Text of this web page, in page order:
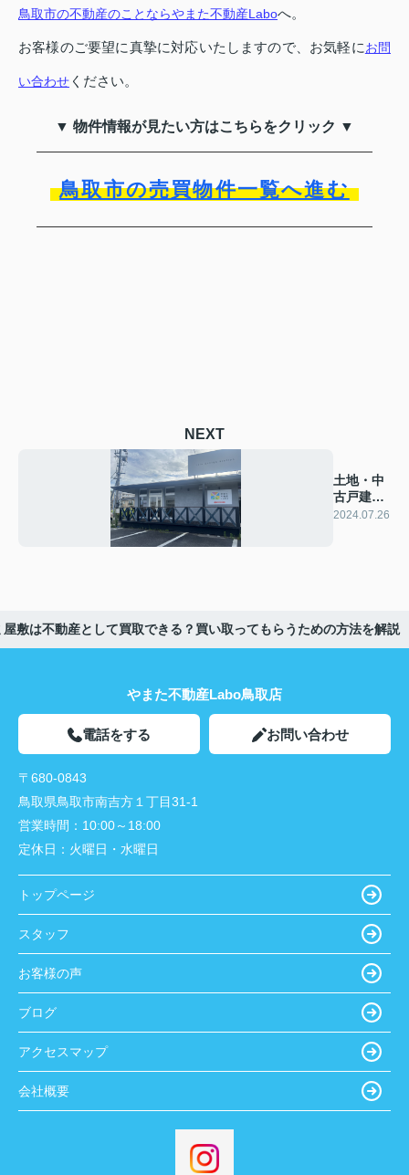
鳥取市の不動産のことならやまた不動産Laboへ。
お客様のご要望に真摯に対応いたしますので、お気軽にお問
い合わせ ください。
▼ 物件情報が見たい方はこちらをクリック ▼
鳥取市の売買物件一覧へ進む
NEXT
土地・中
古戸建て
探し相談
2024.07.26
屋敷は不動産として買取できる？買い取ってもらうための方法を解説
やまた不動産Labo鳥取店
電話をする お問い合わせ
〒680-0843
鳥取県鳥取市南吉方１丁目31-1
営業時間： 10:00～18:00
定休日： 火曜日・水曜日
トップページ
スタッフ
お客様の声
ブログ
アクセスマップ
会社概要